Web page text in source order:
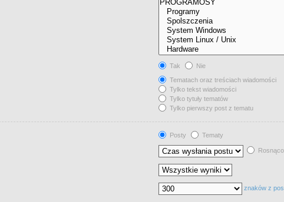
Tak
Nie
Tematach oraz treściach wiadomości
Tylko tekst wiadomości
Tylko tytuły tematów
Tylko pierwszy post z tematu
Posty
Tematy
Rosnąco
znaków z